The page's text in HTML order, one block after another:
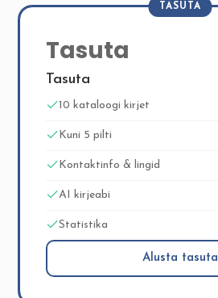
TASUTA
Tasuta
Tasuta
10 kataloogi kirjet
Kuni 5 pilti
Kontaktinfo & lingid
AI kirjeabi
Statistika
Alusta tasuta